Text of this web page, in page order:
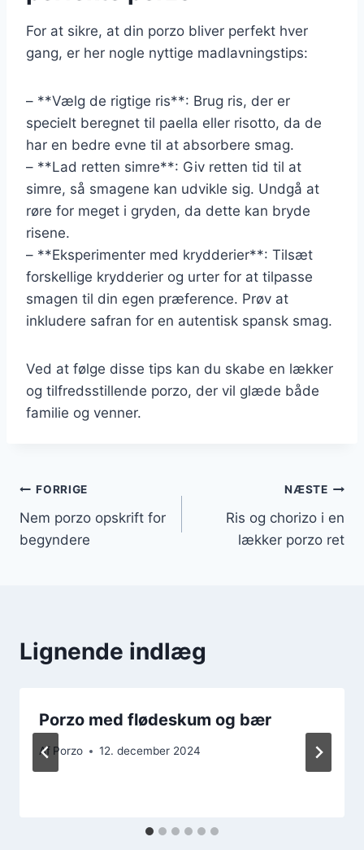
For at sikre, at din porzo bliver perfekt hver
gang, er her nogle nyttige madlavningstips:
– **Vælg de rigtige ris**: Brug ris, der er
specielt beregnet til paella eller risotto, da de
har en bedre evne til at absorbere smag.
– **Lad retten simre**: Giv retten tid til at
simre, så smagene kan udvikle sig. Undgå at
røre for meget i gryden, da dette kan bryde
risene.
– **Eksperimenter med krydderier**: Tilsæt
forskellige krydderier og urter for at tilpasse
smagen til din egen præference. Prøv at
inkludere safran for en autentisk spansk smag.
Ved at følge disse tips kan du skabe en lækker
og tilfredsstillende porzo, der vil glæde både
familie og venner.
Indlægsnavigation
FORRIGE
Nem porzo opskrift for
begyndere
NÆSTE
Ris og chorizo i en
lækker porzo ret
Lignende indlæg
Porzo med flødeskum og bær
Af Porzo 12. december 2024